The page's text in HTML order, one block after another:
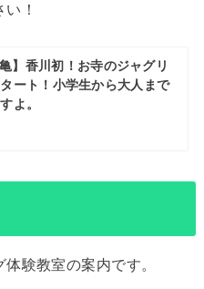
！
亀】香川初！お寺のジャグリ
ート！小学生から大人まで
よ。
験教室の案内です。